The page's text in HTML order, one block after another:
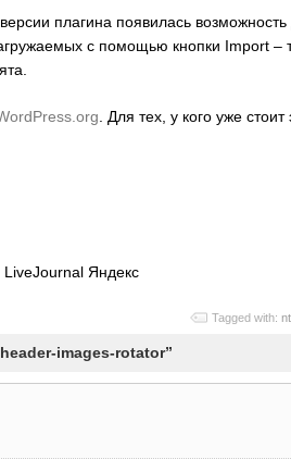
плагина появилась возможность
с помощью кнопки Import –
. Для тех, у кого уже стоит
LiveJournal Яндекс
Tagged with:
images-rotator”